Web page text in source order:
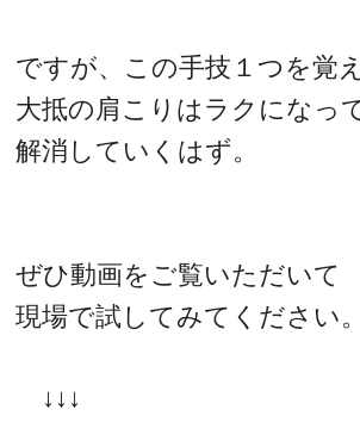
ですが、この手技１つを覚
大抵の肩こりはラクになっ
解消していくはず。
ぜひ動画をご覧いただいて
現場で試してみてください。
↓↓↓